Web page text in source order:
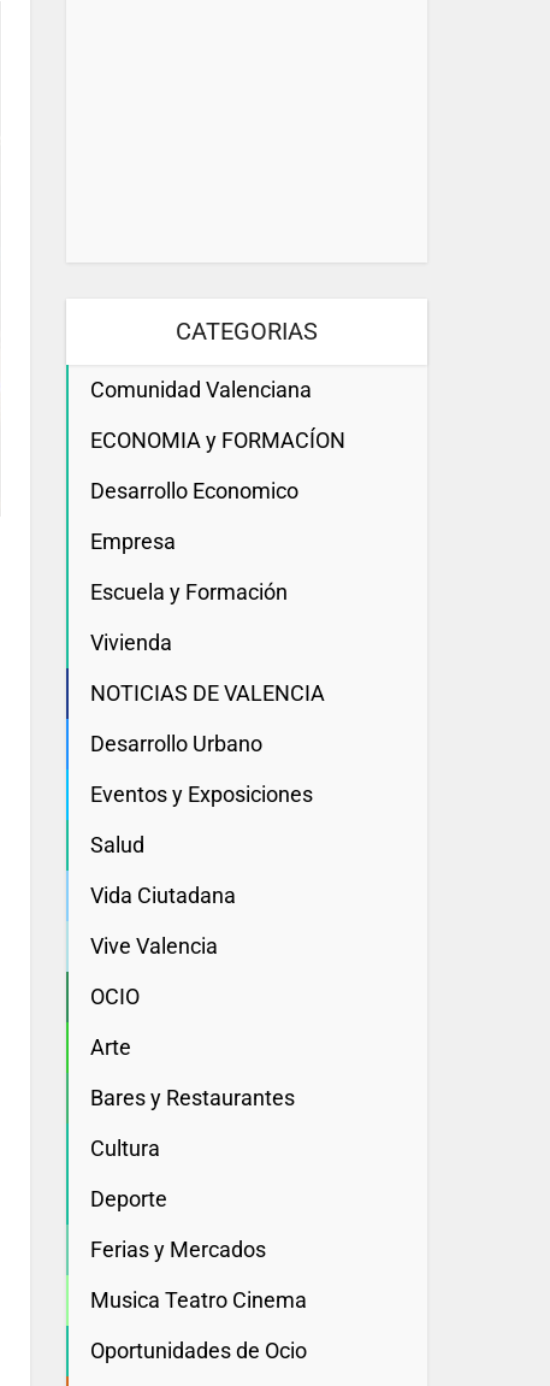
CATEGORIAS
Comunidad Valenciana
ECONOMIA y FORMACÍON
Desarrollo Economico
Empresa
Escuela y Formación
Vivienda
NOTICIAS DE VALENCIA
Desarrollo Urbano
Eventos y Exposiciones
Salud
Vida Ciutadana
Vive Valencia
OCIO
Arte
Bares y Restaurantes
Cultura
Deporte
Ferias y Mercados
Musica Teatro Cinema
Oportunidades de Ocio